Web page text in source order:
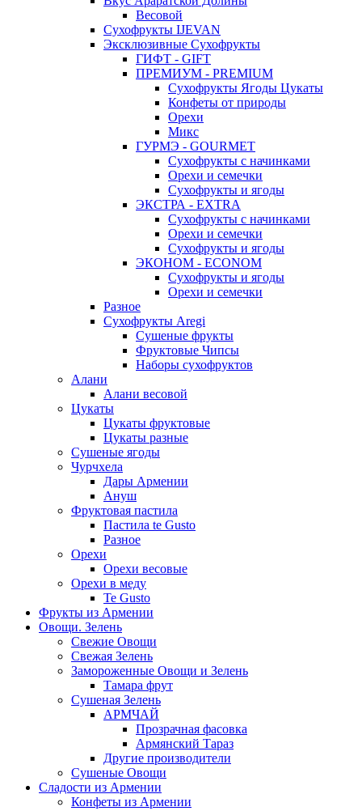
Весовой
Сухофрукты IJEVAN
Эксклюзивные Сухофрукты
ГИФТ - GIFT
ПРЕМИУМ - PREMIUM
Сухофрукты Ягоды Цукаты
Конфеты от природы
Орехи
Микс
ГУРМЭ - GOURMET
Сухофрукты с начинками
Орехи и семечки
Сухофрукты и ягоды
ЭКСТРА - EXTRA
Сухофрукты с начинками
Орехи и семечки
Сухофрукты и ягоды
ЭКОНОМ - ECONOM
Сухофрукты и ягоды
Орехи и семечки
Разное
Сухофрукты Aregi
Сушеные фрукты
Фруктовые Чипсы
Наборы сухофруктов
Алани
Алани весовой
Цукаты
Цукаты фруктовые
Цукаты разные
Сушеные ягоды
Чурчхела
Дары Армении
Ануш
Фруктовая пастила
Пастила te Gusto
Разное
Орехи
Орехи весовые
Орехи в меду
Te Gusto
Фрукты из Армении
Овощи. Зелень
Свежие Овощи
Свежая Зелень
Замороженные Овощи и Зелень
Тамара фрут
Сушеная Зелень
АРМЧАЙ
Прозрачная фасовка
Армянский Тараз
Другие производители
Сушеные Овощи
Сладости из Армении
Конфеты из Армении